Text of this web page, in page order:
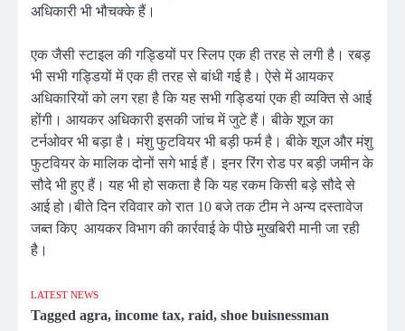
अधिकारी भी भौचक्के हैं।
एक जैसी स्टाइल की गड्डियों पर स्लिप एक ही तरह से लगी है। रबड़
भी सभी गड्डियों में एक ही तरह से बांधी गई है। ऐसे में आयकर
अधिकारियों को लग रहा है कि यह सभी गड्डियां एक ही व्यक्ति से आई
होंगी। आयकर अधिकारी इसकी जांच में जुटे हैं। बीके शूज का
टर्नओवर भी बड़ा है। मंशु फुटवियर भी बड़ी फर्म है। बीके शूज और मंशु
फुटवियर के मालिक दोनों सगे भाई हैं। इनर रिंग रोड पर बड़ी जमीन के
सौदे भी हुए हैं। यह भी हो सकता है कि यह रकम किसी बड़े सौदे से
आई हो।बीते दिन रविवार को रात 10 बजे तक टीम ने अन्य दस्तावेज
जब्त किए आयकर विभाग की कार्रवाई के पीछे मुखबिरी मानी जा रही
है।
LATEST NEWS
Tagged agra, income tax, raid, shoe buisnessman